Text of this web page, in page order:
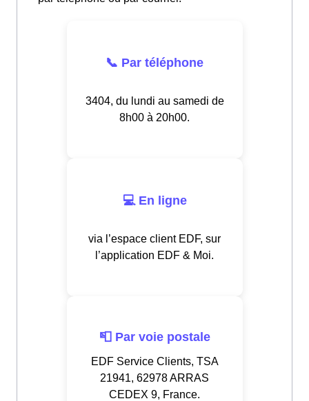
📞 Par téléphone
3404, du lundi au samedi de
8h00 à 20h00.
💻 En ligne
via l’espace client EDF, sur
l’application EDF & Moi.
📮 Par voie postale
EDF Service Clients, TSA
21941, 62978 ARRAS
CEDEX 9, France.